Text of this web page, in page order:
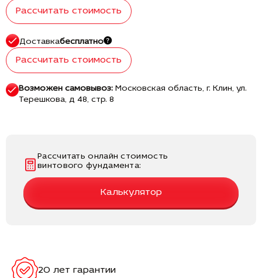
Рассчитать стоимость
Доставкабесплатно
Рассчитать стоимость
Возможен самовывоз:Московская область, г. Клин, ул.
Терешкова, д 48, стр. 8
Рассчитать онлайн стоимость
винтового фундамента:
Калькулятор
20 лет гарантии